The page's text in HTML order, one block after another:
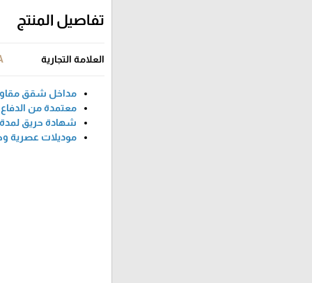
تفاصيل المنتج
العلامة التجارية
مداخل شقق
معتمدة من
شهادة حريق لمدة 120
موديلات عصرية